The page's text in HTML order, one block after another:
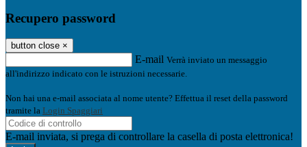
Recupero password
button close ×
E-mail Verrà inviato un messaggio
all'indirizzo indicato con le istruzioni necessarie.
Non hai una e-mail associata al nome utente? Effettua il reset della password
tramite la Login Spaggiari
E-mail inviata, si prega di controllare la casella di posta elettronica!